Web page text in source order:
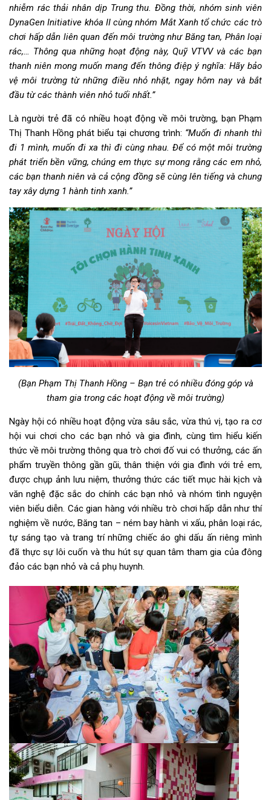
nhiễm rác thải nhân dịp Trung thu. Đồng thời, nhóm sinh viên
DynaGen Initiative khóa II cùng nhóm Mắt Xanh tổ chức các trò
chơi hấp dẫn liên quan đến môi trường như Băng tan, Phân loại
rác,… Thông qua những hoạt động này, Quỹ VTVV và các bạn
thanh niên mong muốn mang đến thông điệp ý nghĩa: Hãy bảo
vệ môi trường từ những điều nhỏ nhặt, ngay hôm nay và bắt
đầu từ các thành viên nhỏ tuổi nhất.”
Là người trẻ đã có nhiều hoạt động về môi trường, bạn Phạm
Thị Thanh Hồng phát biểu tại chương trình: “Muốn đi nhanh thì
đi 1 mình, muốn đi xa thì đi cùng nhau. Để có một môi trường
phát triển bền vững, chúng em thực sự mong rằng các em nhỏ,
các bạn thanh niên và cả cộng đồng sẽ cùng lên tiếng và chung
tay xây dựng 1 hành tinh xanh.”
(Bạn Phạm Thị Thanh Hồng – Bạn trẻ có nhiều đóng góp và
tham gia trong các hoạt động về môi trường)
Ngày hội có nhiều hoạt động vừa sâu sắc, vừa thú vị, tạo ra cơ
hội vui chơi cho các bạn nhỏ và gia đình, cùng tìm hiểu kiến
thức về môi trường thông qua trò chơi đố vui có thưởng, các ấn
phẩm truyền thông gần gũi, thân thiện với gia đình với trẻ em,
được chụp ảnh lưu niệm, thưởng thức các tiết mục hài kịch và
văn nghệ đặc sắc do chính các bạn nhỏ và nhóm tình nguyện
viên biểu diễn. Các gian hàng với nhiều trò chơi hấp dẫn như thí
nghiệm về nước, Băng tan – ném bay hành vi xấu, phân loại rác,
tự sáng tạo và trang trí những chiếc áo ghi dấu ấn riêng mình
đã thực sự lôi cuốn và thu hút sự quan tâm tham gia của đông
đảo các bạn nhỏ và cả phụ huynh.